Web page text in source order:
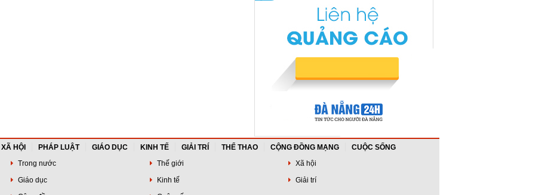
XÃ HỘI PHÁP LUẬT GIÁO DỤC KINH TẾ GIẢI TRÍ THỂ THAO CỘNG ĐỒNG MẠNG
CUỘC SỐNG
Trong nước Thế giới
Xã hội
Giáo dục Kinh tế
Giải trí